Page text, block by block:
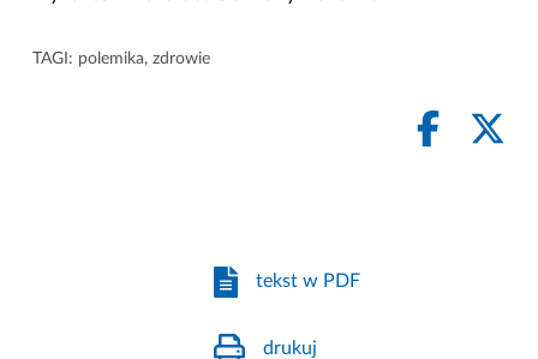
TAGI: polemika, zdrowie
tekst w PDF
drukuj